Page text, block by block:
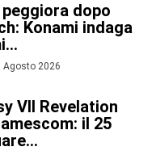
dopo
Konami indaga
Agosto 2026
VII Revelation
il 25